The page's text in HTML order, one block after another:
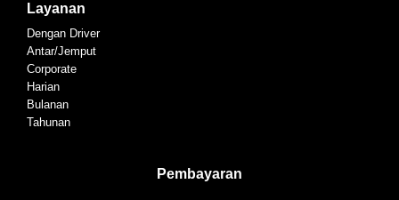
Layanan
Dengan Driver
Antar/Jemput
Corporate
Harian
Bulanan
Tahunan
Pembayaran